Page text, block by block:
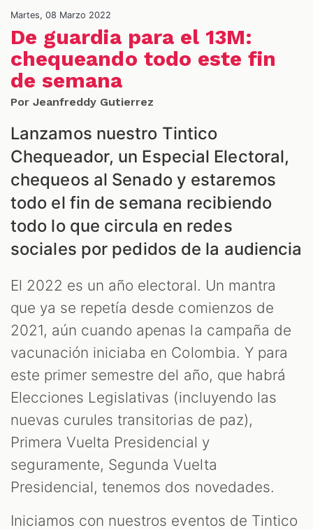
Martes, 08 Marzo 2022
De guardia para el 13M:
chequeando todo este fin
de semana
Por Jeanfreddy Gutierrez
Lanzamos nuestro Tintico
Chequeador, un Especial Electoral,
chequeos al Senado y estaremos
todo el fin de semana recibiendo
todo lo que circula en redes
sociales por pedidos de la audiencia
El 2022 es un año electoral. Un mantra
que ya se repetía desde comienzos de
2021, aún cuando apenas la campaña de
vacunación iniciaba en Colombia. Y para
este primer semestre del año, que habrá
Elecciones Legislativas (incluyendo las
nuevas curules transitorias de paz),
Primera Vuelta Presidencial y
seguramente, Segunda Vuelta
Presidencial, tenemos dos novedades.
Iniciamos con nuestros eventos de Tintico